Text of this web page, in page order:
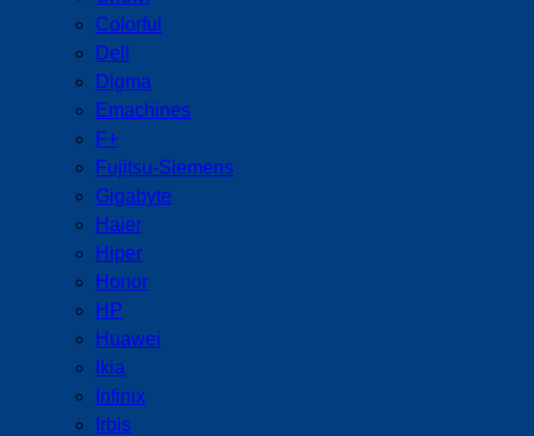
Colorful
Dell
Digma
Emachines
F+
Fujitsu-Siemens
Gigabyte
Haier
Hiper
Honor
HP
Huawei
Ikia
Infinix
Irbis